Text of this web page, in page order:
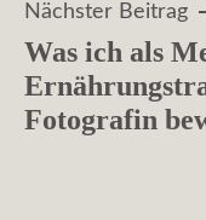
Nächster Beitrag
Was ich als
Fotografin